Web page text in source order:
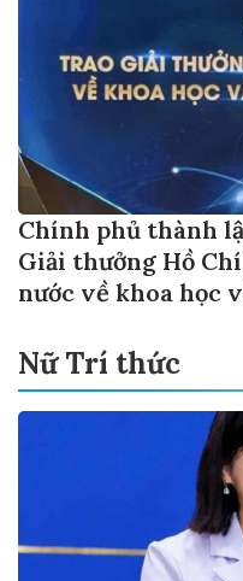
Chính phủ thành
Giải thưởng Hồ
nước về khoa học
Nữ Trí thức